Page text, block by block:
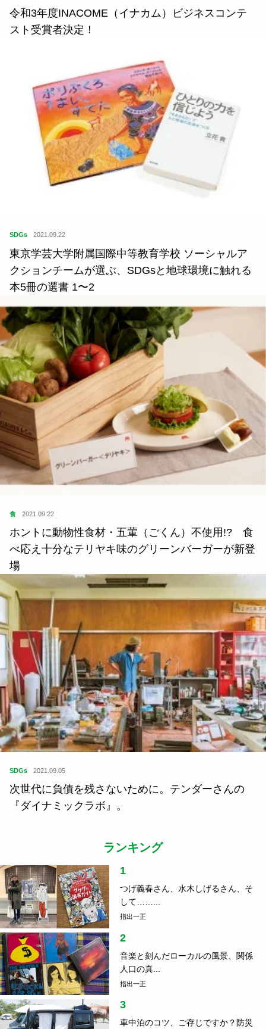
令和3年度INACOME（イナカム）ビジネスコンテ
スト受賞者決定！
SDGs 2021.09.22
東京学芸大学附属国際中等教育学校 ソーシャルア
クションチームが選ぶ、SDGsと地球環境に触れる
本5冊の選書 1〜2
食 2021.09.22
ホントに動物性食材・五葷（ごくん）不使用!? 食
べ応え十分なテリヤキ味のグリーンバーガーが新登
場
SDGs 2021.09.05
次世代に負債を残さないために。テンダーさんの
『ダイナミックラボ』。
ランキング
1
つげ義春さん、水木しげるさん、そ
して……...
指出一正
2
音楽と刻んだローカルの風景、関係
人口の真...
指出一正
3
車中泊のコツ、ご存じですか？防災